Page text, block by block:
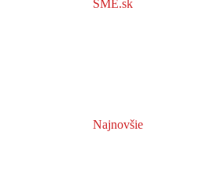
SME.sk
Najnovšie